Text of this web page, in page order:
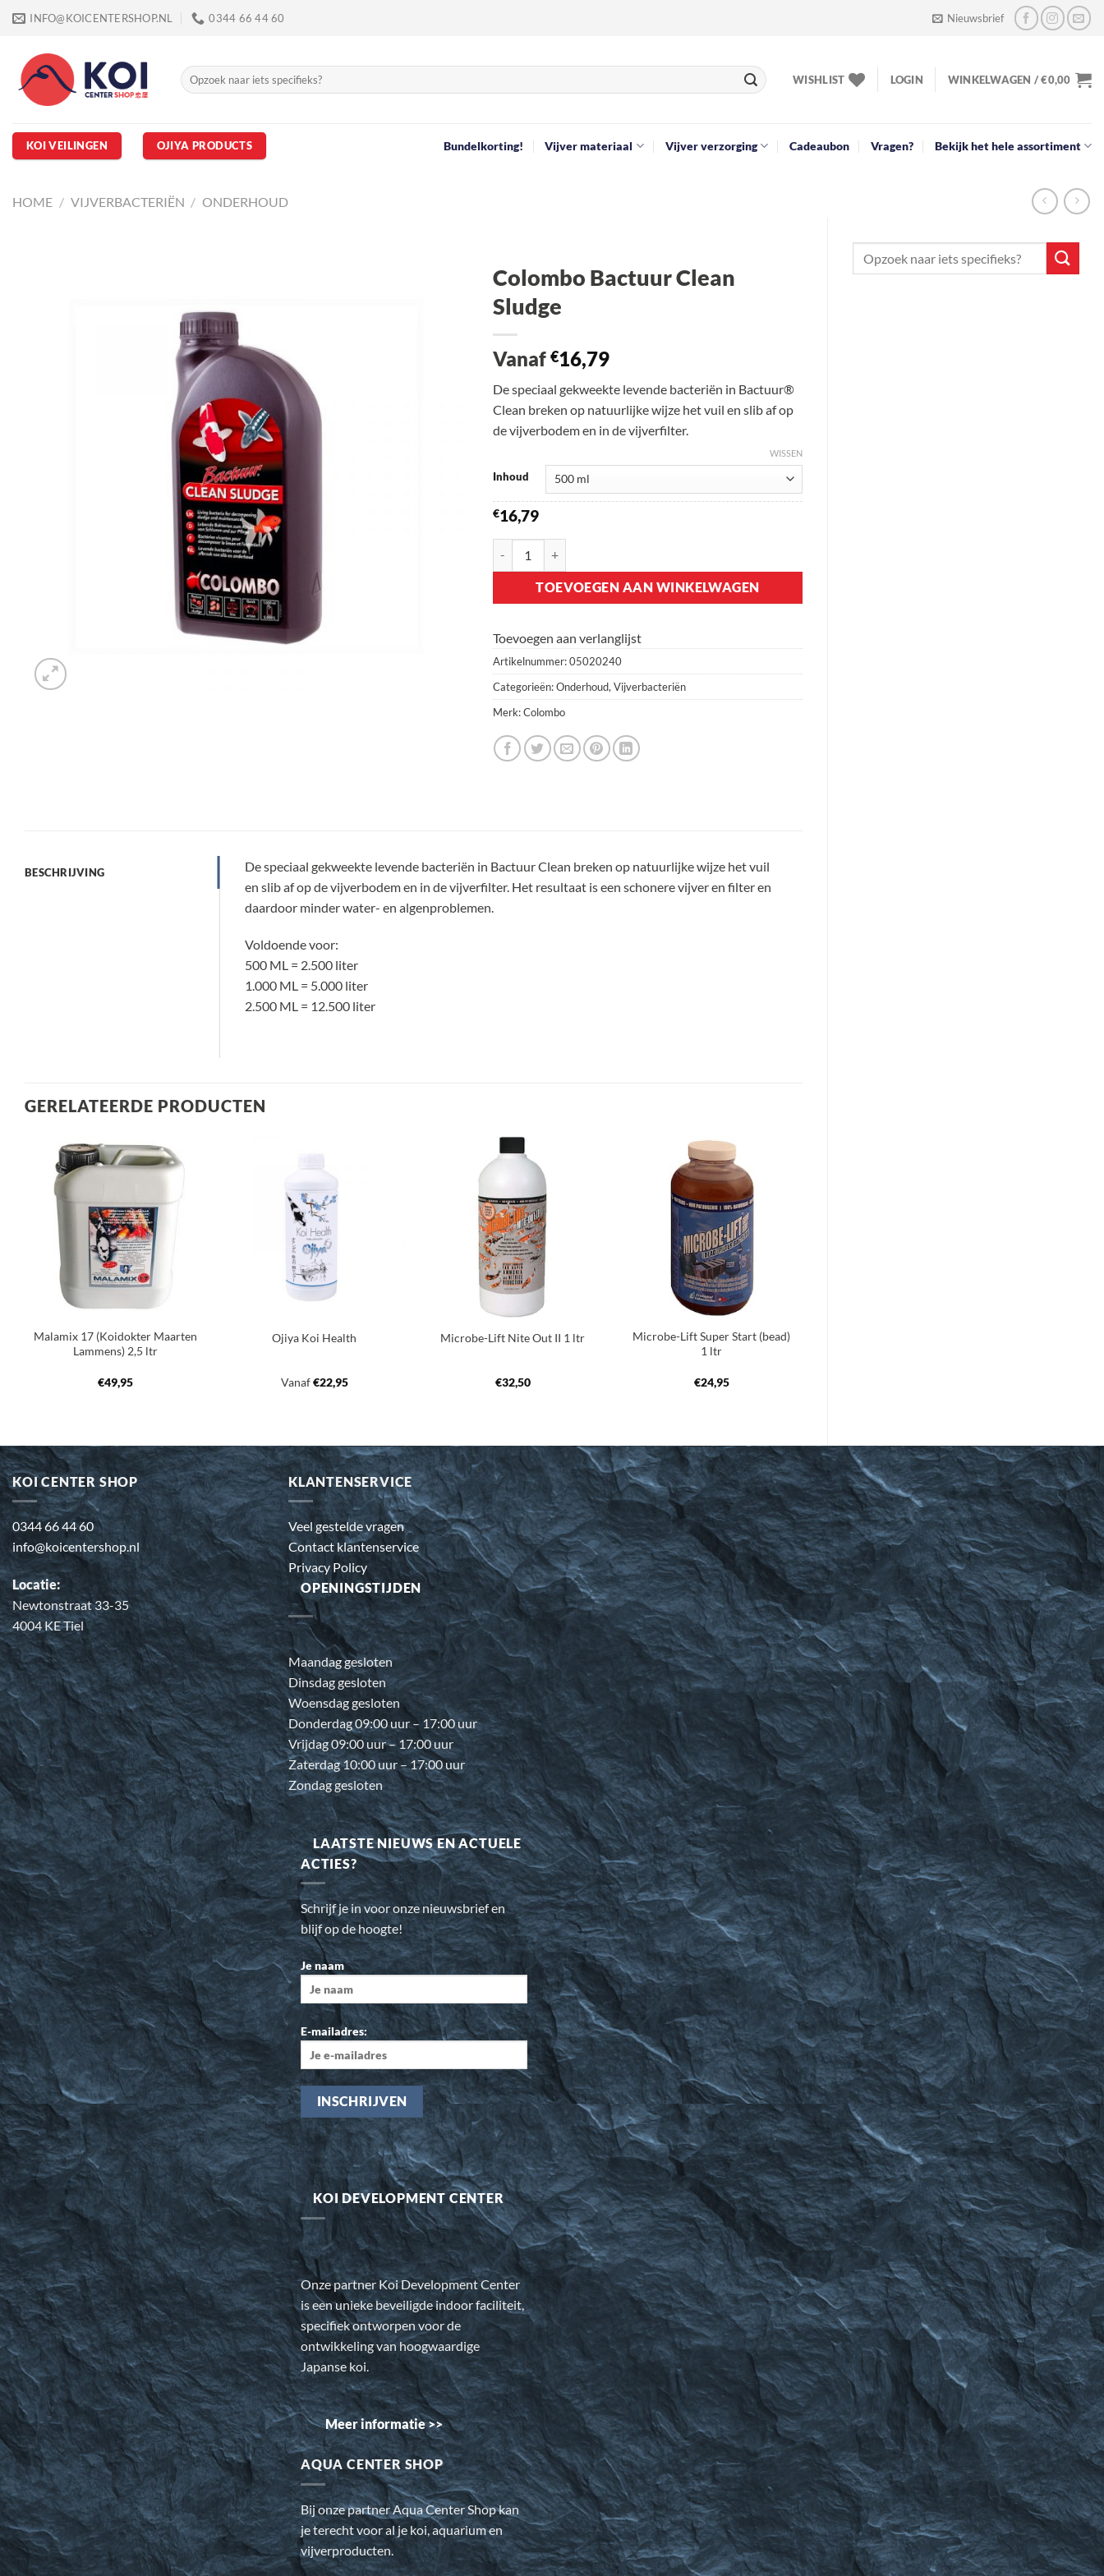
Ga
inhoud
INFO@KOICENTERSHOP.NL 0344 66 44 60 Nieuwsbrief
Zoeken
naar:
WISHLIST LOGIN WINKELWAGEN /€0,00
KOI VEILINGEN OJIYA PRODUCTS Bundelkorting! Vijver materiaal Vijver verzorging Cadeaubon Vragen? Bekijk het hele assortiment
HOME / VIJVERBACTERIËN / ONDERHOUD
Colombo Bactuur Clean
Sludge
Vanaf €16,79
De speciaal gekweekte levende bacteriën in Bactuur®
Clean breken op natuurlijke wijze het vuil en slib af op
de vijverbodem en in de vijverfilter.
Inhoud
WISSEN
€16,79
TOEVOEGEN AAN WINKELWAGEN
Toevoegen aan verlanglijst
Artikelnummer:05020240
Categorieën:Onderhoud, Vijverbacteriën
Merk:Colombo
BESCHRIJVING
De speciaal gekweekte levende bacteriën in Bactuur Clean breken op natuurlijke wijze het vuil
en slib af op de vijverbodem en in de vijverfilter. Het resultaat is een schonere vijver en filter en
daardoor minder water- en algenproblemen.
Voldoende voor:
500 ML = 2.500 liter
1.000 ML = 5.000 liter
2.500 ML = 12.500 liter
GERELATEERDE PRODUCTEN
verlanglijst
Malamix 17 (Koidokter Maarten
Lammens) 2,5 ltr
€49,95
Ojiya Koi Health
Vanaf€22,95
Toevoegen
verlanglijst
Microbe-Lift Nite Out II 1 ltr
€32,50
Toevoegen
verlanglijst
Microbe-Lift Super Start (bead)
1 ltr
€24,95
KOI CENTER SHOP
0344 66 44 60
info@koicentershop.nl
Locatie:
Newtonstraat 33-35
4004 KE Tiel
KLANTENSERVICE
Veel gestelde vragen
Contact klantenservice
Privacy Policy
OPENINGSTIJDEN
Maandag gesloten
Dinsdag gesloten
Woensdag gesloten
Donderdag 09:00 uur – 17:00 uur
Vrijdag 09:00 uur – 17:00 uur
Zaterdag 10:00 uur – 17:00 uur
Zondag gesloten
LAATSTE NIEUWS EN ACTUELE
ACTIES?
Schrijf je in voor onze nieuwsbrief en
blijf op de hoogte!
Je naam
E-mailadres:
KOI DEVELOPMENT CENTER
Onze partner Koi Development Center
is een unieke beveiligde indoor faciliteit,
specifiek ontworpen voor de
ontwikkeling van hoogwaardige
Japanse koi.
Meer informatie >>
AQUA CENTER SHOP
Bij onze partner Aqua Center Shop kan
je terecht voor al je koi, aquarium en
vijverproducten.